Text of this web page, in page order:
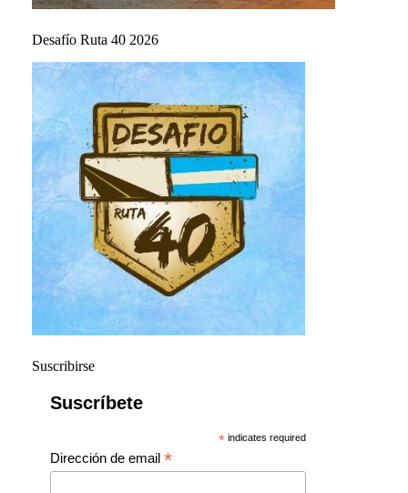
Desafío Ruta 40 2026
Suscribirse
Suscríbete
* indicates required
Dirección de email *